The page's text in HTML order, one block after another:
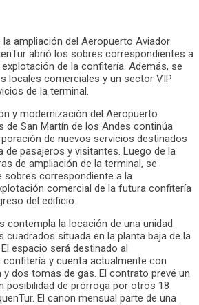
la ampliación del Aeropuerto Aviador
abrió los sobres correspondientes a
de la confitería. Además, se
locales comerciales y un sector VIP
de la terminal.
y modernización del Aeropuerto
de San Martín de los Andes continúa
de nuevos servicios destinados
de pasajeros y visitantes. Luego de la
de ampliación de la terminal, se
sobres correspondiente a la
comercial de la futura confitería
del edificio.
contempla la locación de una unidad
cuadrados situada en la planta baja de la
espacio será destinado al
y cuenta actualmente con
y dos tomas de gas. El contrato prevé un
posibilidad de prórroga por otros 18
El canon mensual parte de una